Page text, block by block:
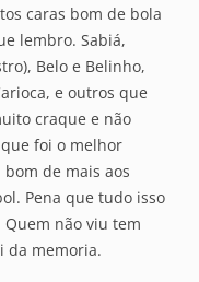
caras bom de bola
lembro. Sabiá,
Belo e Belinho,
e outros que
craque e não
foi o melhor
de mais aos
Pena que tudo isso
não viu tem
da memoria.